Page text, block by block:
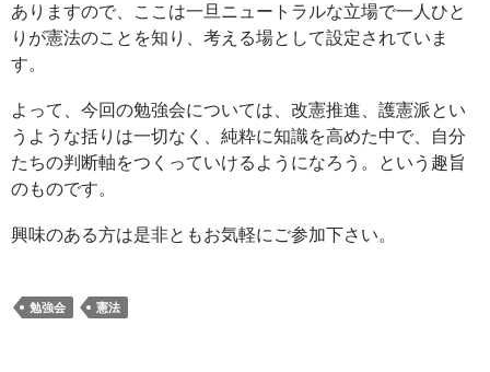
ありますので、ここは一旦ニュートラルな立場で一人ひと
りが憲法のことを知り、考える場として設定されていま
す。
よって、今回の勉強会については、改憲推進、護憲派とい
うような括りは一切なく、純粋に知識を高めた中で、自分
たちの判断軸をつくっていけるようになろう。という趣旨
のものです。
興味のある方は是非ともお気軽にご参加下さい。
勉強会 憲法